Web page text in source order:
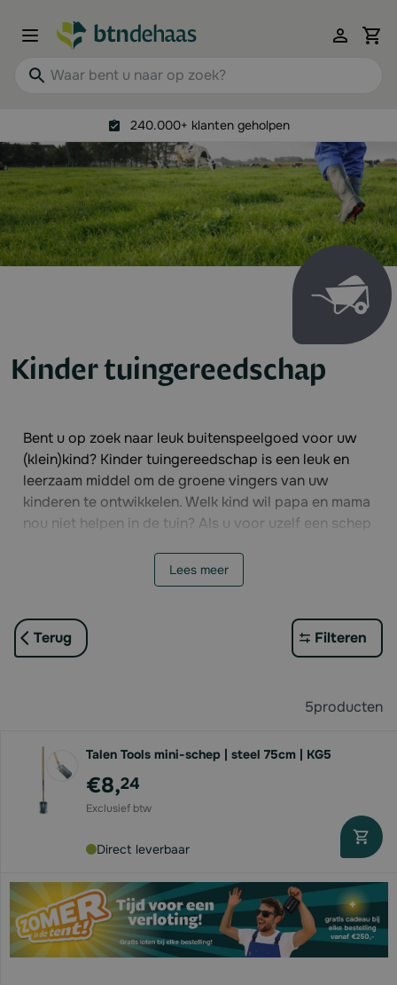
Waar bent u naar op zoek?
240.000+ klanten geholpen
Kinder tuingereedschap
Bent u op zoek naar leuk buitenspeelgoed voor uw
(klein)kind? Kinder tuingereedschap is een leuk en
leerzaam middel om de groene vingers van uw
kinderen te ontwikkelen. Welk kind wil papa en mama
nou niet helpen in de tuin? Als u voor uzelf een schep
kan uw kind enthousiast aan de slag met zijn of haar
eigen kinder tuingereedschap. En zeg nou zelf, vele
zeer uitgebreid assortiment kinder tuingereedschap.
Van een speelgoed bladblazer tot een metalen mini-
Lees meer
Terug Filteren
5producten
Talen Tools mini-schep | steel 75cm | KG5
€8,24
Direct leverbaar